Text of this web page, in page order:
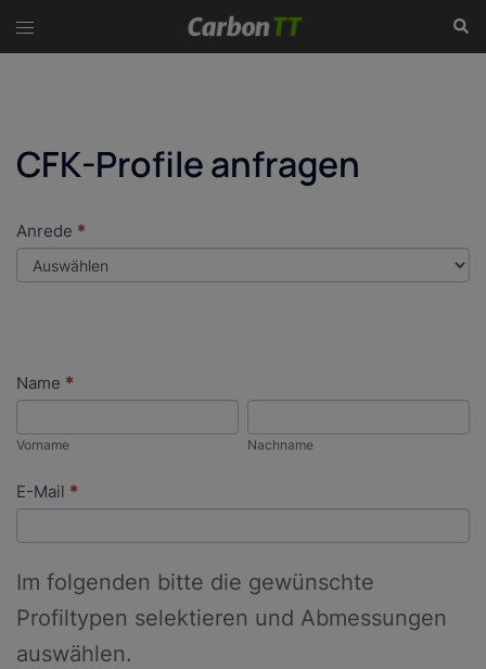
Menü
umschalten
CFK-Profile anfragen
CFK-
Profile
Anrede *
Name *
Vorname Nachname
E-Mail *
Im folgenden bitte die gewünschte
Profiltypen selektieren und Abmessungen
auswählen.